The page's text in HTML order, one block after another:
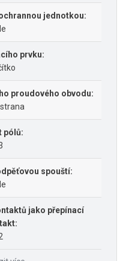
jednotkou:
prvku:
proudového obvodu:
pólů:
spouští:
jako přepínací